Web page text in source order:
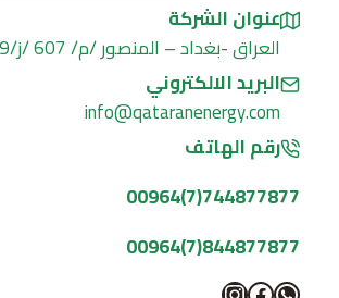
عنوان الشركة
العراق -بغداد – المنصور /م/ 607 /ز/19/د/16
البريد الالكتروني
info@qataranenergy.com
رقم الهاتف
744877877(7)00964
844877877(7)00964